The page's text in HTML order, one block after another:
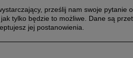
prześlij nam swoje pytanie
tylko będzie to możliwe. Dane są
jej postanowienia.